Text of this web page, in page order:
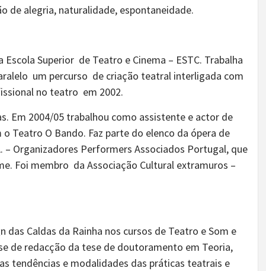
de alegria, naturalidade, espontaneidade.
Superior de Teatro e Cinema – ESTC. Trabalha
um percurso de criação teatral interligada com
no teatro em 2002.
Em 2004/05 trabalhou como assistente e actor de
Teatro O Bando. Faz parte do elenco da ópera de
– Organizadores Performers Associados Portugal, que
Foi membro da Associação Cultural extramuros –
das Caldas da Rainha nos cursos de Teatro e Som e
de redacção da tese de doutoramento em Teoria,
tendências e modalidades das práticas teatrais e